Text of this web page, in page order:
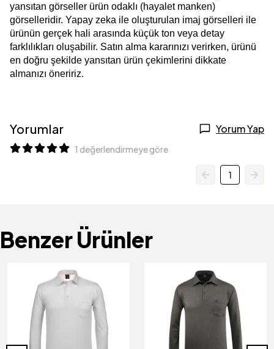
yansıtan görseller ürün odaklı (hayalet manken)
görselleridir. Yapay zeka ile oluşturulan imaj görselleri ile
ürünün gerçek hali arasında küçük ton veya detay
farklılıkları oluşabilir. Satın alma kararınızı verirken, ürünü
en doğru şekilde yansıtan ürün çekimlerini dikkate
almanızı öneririz.
Yorumlar Yorum Yap
1 değerlendirmeye göre
1
Benzer Ürünler